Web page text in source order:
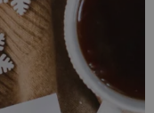
,